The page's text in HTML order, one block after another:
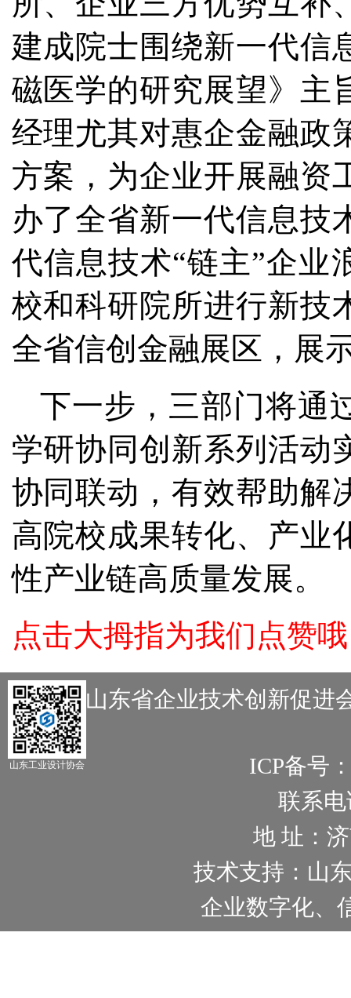
建成院士围绕新一代信
磁医学的研究展望》主
经理尤其对惠企金融政
方案，为企业开展融资
办了全省新一代信息技
代信息技术“链主”企业
校和科研院所进行新技
全省信创金融展区，展
下一步，三部门将通
学研协同创新系列活动
协同联动，有效帮助解
高院校成果转化、产业
性产业链高质量发展。
点击大拇指为我们点赞
主办：山东省企业技术创新促进
ICP备号
联系电
地 址：
技术支持：山
企业数字化、
山东工业设计协会